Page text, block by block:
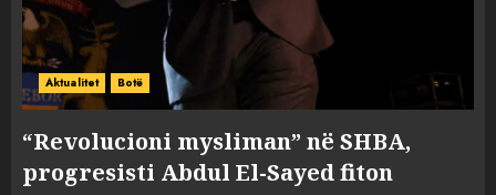
Aktualitet Botë
“Revolucioni mysliman” në SHBA,
progresisti Abdul El-Sayed fiton